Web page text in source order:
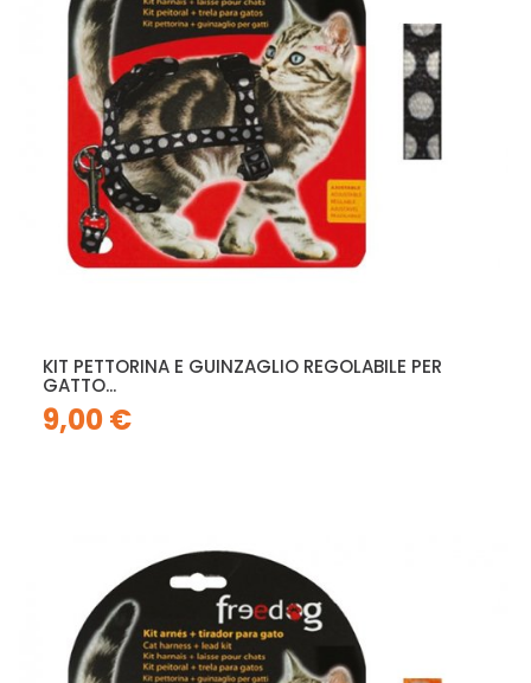
KIT PETTORINA E GUINZAGLIO REGOLABILE PER
GATTO...
9,00 €